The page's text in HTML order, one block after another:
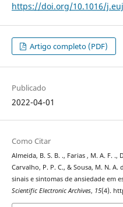
https://doi.org/10.1016/
Artigo completo (PDF)
Publicado
2022-04-01
Como Citar
Almeida, B. S. B. ., Farias , M. A. F. .,
Carvalho, P. P. C., & Sousa, M. N.
sinais e sintomas de ansiedade em
Scientific Electronic Archives, 15(4).